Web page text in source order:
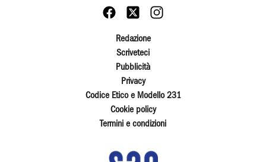
Redazione
Scriveteci
Pubblicità
Privacy
Codice Etico e Modello 231
Cookie policy
Termini e condizioni